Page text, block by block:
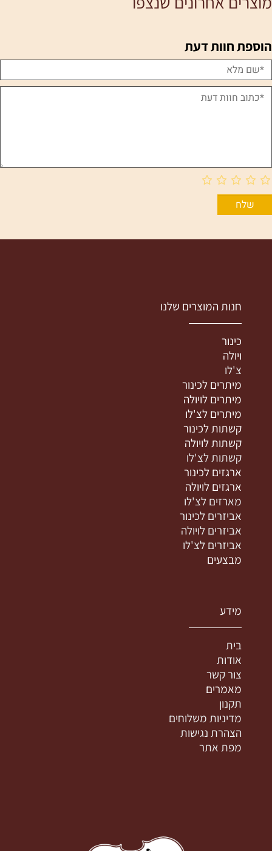
הוספת חוות דעת
חנות המוצרים שלנו
כינור
ויולה
צ'לו
מיתרים לכינור
מיתרים לויולה
מיתרים לצ'לו
קשתות לכינור
קשתות לויולה
קשתות לצ'לו
ארגזים לכינור
ארגזים לויולה
מארזים לצ'לו
אביזרים לכינור
אביזרים לויולה
אביזרים לצ'לו
מבצעים
מידע
בית
אודות
צור קשר
מאמרים
תקנון
מדיניות משלוחים
הצהרת נגישות
מפת אתר